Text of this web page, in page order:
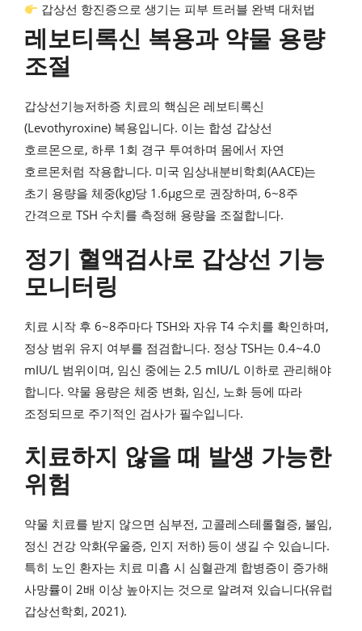
갑상선 항진증으로 생기는 피부 트러블 완벽 대처법
레보티록신 복용과 약물 용량
조절
갑상선기능저하증 치료의 핵심은 레보티록신
(Levothyroxine) 복용입니다. 이는 합성 갑상선
호르몬으로, 하루 1회 경구 투여하며 몸에서 자연
호르몬처럼 작용합니다. 미국 임상내분비학회(AACE)는
초기 용량을 체중(kg)당 1.6μg으로 권장하며, 6~8주
간격으로 TSH 수치를 측정해 용량을 조절합니다.
정기 혈액검사로 갑상선 기능
모니터링
치료 시작 후 6~8주마다 TSH와 자유 T4 수치를 확인하며,
정상 범위 유지 여부를 점검합니다. 정상 TSH는 0.4~4.0
mIU/L 범위이며, 임신 중에는 2.5 mIU/L 이하로 관리해야
합니다. 약물 용량은 체중 변화, 임신, 노화 등에 따라
조정되므로 주기적인 검사가 필수입니다.
치료하지 않을 때 발생 가능한
위험
약물 치료를 받지 않으면 심부전, 고콜레스테롤혈증, 불임,
정신 건강 악화(우울증, 인지 저하) 등이 생길 수 있습니다.
특히 노인 환자는 치료 미흡 시 심혈관계 합병증이 증가해
사망률이 2배 이상 높아지는 것으로 알려져 있습니다(유럽
갑상선학회, 2021).